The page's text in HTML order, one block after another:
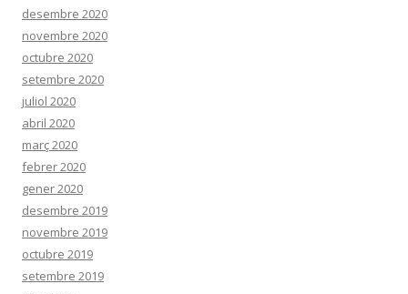
desembre 2020
novembre 2020
octubre 2020
setembre 2020
juliol 2020
abril 2020
març 2020
febrer 2020
gener 2020
desembre 2019
novembre 2019
octubre 2019
setembre 2019